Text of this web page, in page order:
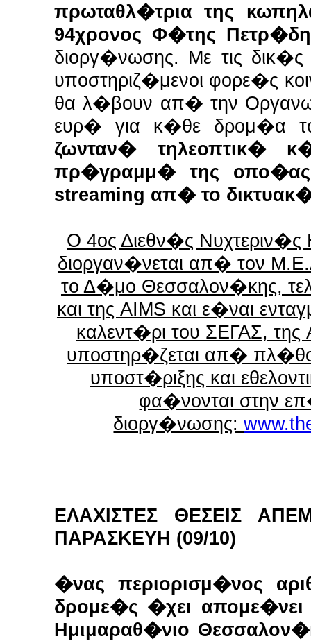
πρωταθλ�τρια της
94χρονος Φ�της
διοργ�νωσης. Με τις
υποστηριζ�μενοι φορε�ς
θα λ�βουν απ� την
ευρ� για κ�θε δρομ�α
ζωνταν� τηλεοπτικ�
πρ�γραμμ� της οπο�ας
streaming απ� το
Ο 4ος Διεθν�ς
διοργαν�νεται απ� τον
το Δ�μο Θεσσαλον�κης,
και της AIMS και ε�ναι
καλεντ�ρι του ΣΕΓΑΣ,
υποστηρ�ζεται απ�
υποστ�ριξης και
φα�νονται στην
διοργ�νωσης:
ΕΛΑΧΙΣΤΕΣ ΘΕΣΕΙΣ
ΠΑΡΑΣΚΕΥΗ (09/10)
�νας περιορισμ�νος
δρομε�ς �χει απομε�νει
Ημιμαραθ�νιο